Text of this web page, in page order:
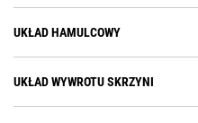
UKŁAD HAMULCOWY
UKŁAD WYWROTU SKRZYNI